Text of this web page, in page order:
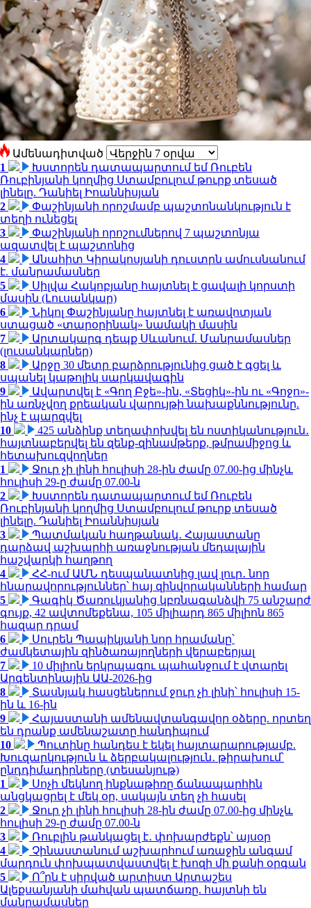
Ամենադիտված
1
Խստորեն դատապարտում եմ Ռուբեն
Ռուբինյանի կողմից Ստամբուլում թուրք տեսած
լինելը. Դանիել Իոաննիսյան
2
Փաշինյանի որոշմամբ պաշտոնանկություն է
տեղի ունեցել
3
Փաշինյանի որոշումներով 7 պաշտոնյա
ազատվել է պաշտոնից
4
Անահիտ Կիրակոսյանի դուստրն ամուսնանում
է. մանրամասներ
5
Սիլվա Հակոբյանը հայտնել է ցավալի կորստի
մասին (Լուսանկար)
6
Նիկոլ Փաշինյանը հայտնել է առավոտյան
ստացած «տարօրինակ» նամակի մասին
7
Արտակարգ դեպք Սևանում. Մանրամասներ
(լուսանկարներ)
8
Արջը 30 մետր բարձրությունից ցած է գցել և
սպանել կաթոլիկ սարկավագին
9
Ավարտվել է «Գող Բջե»-ին, «Տեցիկ»-ին ու «Գոջո»-
ին առնչվող քրեական վարույթի նախաքննությունը.
ինչ է պարզվել
10
425 անձինք տեղափոխվել են ոստիկանություն․
հայտնաբերվել են զենք-զինամթերք, թմրամիջոց և
հետախուզվողներ
1
Ջուր չի լինի հուլիսի 28-ին ժամը 07.00-ից մինչև
հուլիսի 29-ը ժամը 07.00-ն
2
Խստորեն դատապարտում եմ Ռուբեն
Ռուբինյանի կողմից Ստամբուլում թուրք տեսած
լինելը. Դանիել Իոաննիսյան
3
Պատմական հաղթանակ․ Հայաստանը
դարձավ աշխարհի առաջնության մեդալային
հաշվարկի հաղթող
4
ՀՀ-ում ԱՄՆ դեսպանատնից լավ լուր․ նոր
հնարավորություններ՝ հայ զինվորականների համար
5
Գագիկ Ծառուկյանից կբռնագանձվի 75 անշարժ
գույք, 42 ավտոմեքենա, 105 միլիարդ 865 միլիոն 865
հազար դրամ
6
Սուրեն Պապիկյանի նոր հրամանը՝
ժամկետային զինծառայողների վերաբերյալ
7
10 միլիոն երկրպագու պահանջում է վտարել
Արգենտինային ԱԱ-2026-ից
8
Տասնյակ հասցեներում ջուր չի լինի՝ հուլիսի 15-
ին և 16-ին
9
Հայաստանի ամենավտանգավոր օձերը. որտեղ
են դրանք ամենաշատը հանդիպում
10
Պուտինը հանդես է եկել հայտարարությամբ.
Խուզարկություն և ձերբակալություն․ թիրախում՝
ընդդիմադիրները (տեսանյութ)
1
Սոչի մեկնող ինքնաթիռը ճանապարհին
անցկացրել է մեկ օր, սակայն տեղ չի հասել
2
Ջուր չի լինի հուլիսի 28-ին ժամը 07.00-ից մինչև
հուլիսի 29-ը ժամը 07.00-ն
3
Ռուբլին թանկացել է․ փոխարժեքն՝ այսօր
4
Չինաստանում աշխարհում առաջին անգամ
մարդուն փոխպատվաստվել է խոզի մի քանի օրգան
5
Ո՞րն է սիրված արտիստ Արտաշես
Ալեքսանյանի մահվան պատճառը. հայտնի են
մանրամասներ